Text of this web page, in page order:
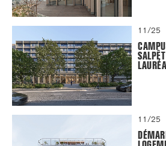
11/25
11/25